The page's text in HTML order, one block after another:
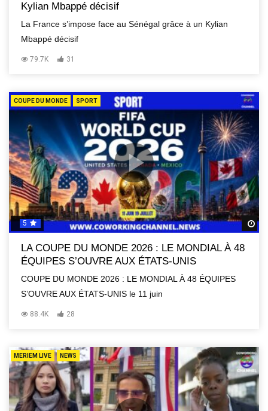
Kylian Mbappé décisif
La France s’impose face au Sénégal grâce à un Kylian
Mbappé décisif
79.7K 31
COUPE DU MONDE SPORT
5
LA COUPE DU MONDE 2026 : LE MONDIAL À 48
ÉQUIPES S’OUVRE AUX ÉTATS-UNIS
COUPE DU MONDE 2026 : LE MONDIAL À 48 ÉQUIPES
S’OUVRE AUX ÉTATS-UNIS le 11 juin
88.4K 28
MERIEM LIVE NEWS